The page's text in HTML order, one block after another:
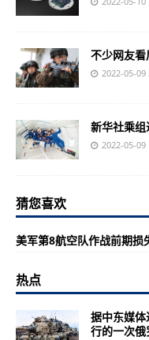
不少网友看
2022-05-09
新华社乘组
2022-05-09
猜您喜欢
美军第8航空队作战前期损
热点
据中东媒
行的一次